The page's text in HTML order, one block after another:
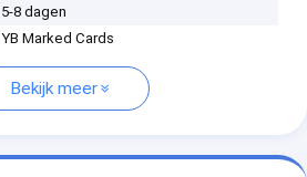
5-8 dagen
YB Marked Cards
Bekijk meer